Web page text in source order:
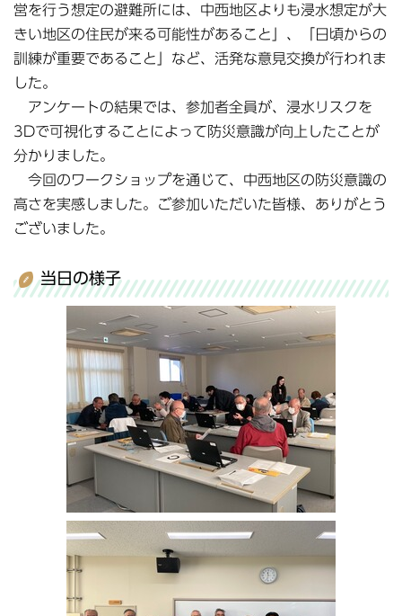
営を行う想定の避難所には、中西地区よりも浸水想定が大
きい地区の住民が来る可能性があること」、「日頃からの
訓練が重要であること」など、活発な意見交換が行われま
した。
アンケートの結果では、参加者全員が、浸水リスクを
3Dで可視化することによって防災意識が向上したことが
分かりました。
今回のワークショップを通じて、中西地区の防災意識の
高さを実感しました。ご参加いただいた皆様、ありがとう
ございました。
当日の様子